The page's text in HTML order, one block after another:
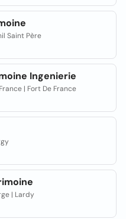
Saint Père
Ingenierie
| Fort De France
| Lardy